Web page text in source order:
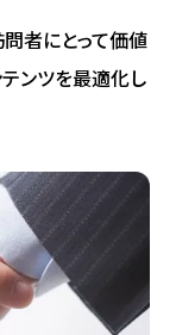
者にとって価値
ンツを最適化し